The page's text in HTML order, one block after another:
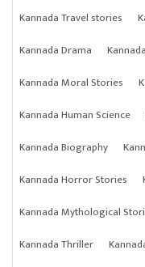
Kannada Travel stories
Kannada Drama
Kannada Moral Stories
Kannada Human Science
Kannada Biography
Kannada Horror Stories
Kannada Mythological
Kannada Thriller